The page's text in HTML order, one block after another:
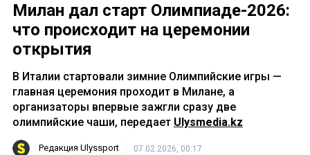
Милан дал старт Олимпиаде-2026:
что происходит на церемонии
открытия
В Италии стартовали зимние Олимпийские игры —
главная церемония проходит в Милане, а
организаторы впервые зажгли сразу две
олимпийские чаши, передает Ulysmedia.kz
Редакция Ulyssport 07.02.2026, 00:17